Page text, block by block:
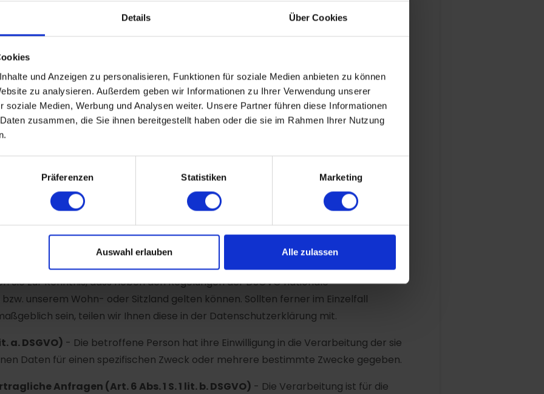
Details Über Cookies
und Anzeigen zu personalisieren, Funktionen für soziale Medien anbieten zu können
zu analysieren. Außerdem geben wir Informationen zu Ihrer Verwendung unserer
soziale Medien, Werbung und Analysen weiter. Unsere Partner führen diese Informationen
zusammen, die Sie ihnen bereitgestellt haben oder die sie im Rahmen Ihrer Nutzung
Präferenzen Statistiken Marketing
Auswahl erlauben Alle zulassen
(Erstellen von Nutzerprofilen).
Erkennung wiederkehrender Besucher).
und Kundenservice.
Anfragen.
von für Marketingzwecke relevanten Zielgruppen oder sonstige Ausgabe von
der Rechtsgrundlagen der DSGVO, auf deren Basis wir personenbezogene
Sie zur Kenntnis, dass neben den Regelungen der DSGVO nationale
unserem Wohn- oder Sitzland gelten können. Sollten ferner im Einzelfall
sein, teilen wir Ihnen diese in der Datenschutzerklärung mit.
a. DSGVO) - Die betroffene Person hat ihre Einwilligung in die Verarbeitung der sie
Daten für einen spezifischen Zweck oder mehrere bestimmte Zwecke gegeben.
Anfragen (Art. 6 Abs. 1 S. 1 lit. b. DSGVO) - Die Verarbeitung ist für die